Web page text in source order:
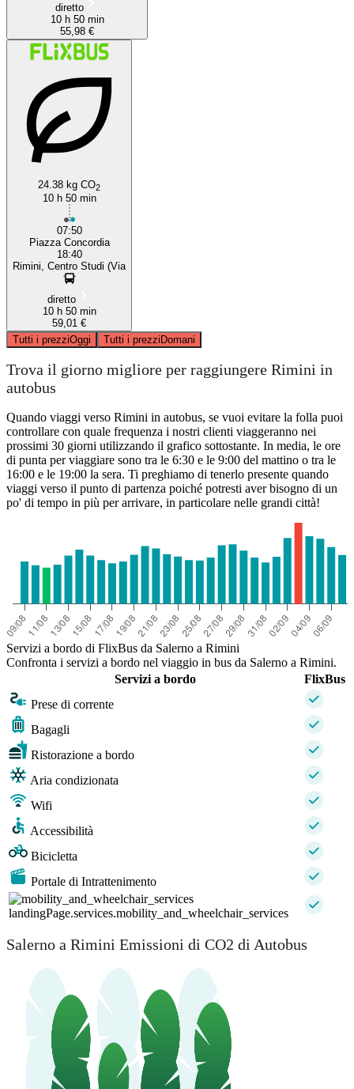
diretto
10 h 50 min
55,98 €
24.38 kg CO2
10 h 50 min
07:50
Piazza Concordia
18:40
Rimini, Centro Studi (Via
diretto
10 h 50 min
59,01 €
Tutti i prezziOggi Tutti i prezziDomani
Trova il giorno migliore per raggiungere Rimini in
autobus
Quando viaggi verso Rimini in autobus, se vuoi evitare la folla puoi
controllare con quale frequenza i nostri clienti viaggeranno nei
prossimi 30 giorni utilizzando il grafico sottostante. In media, le ore
di punta per viaggiare sono tra le 6:30 e le 9:00 del mattino o tra le
16:00 e le 19:00 la sera. Ti preghiamo di tenerlo presente quando
viaggi verso il punto di partenza poiché potresti aver bisogno di un
po' di tempo in più per arrivare, in particolare nelle grandi città!
Servizi a bordo di FlixBus da Salerno a Rimini
Confronta i servizi a bordo nel viaggio in bus da Salerno a Rimini.
Servizi a bordo
FlixBus
Prese di corrente
Bagagli
Ristorazione a bordo
Aria condizionata
Wifi
Accessibilità
Bicicletta
Portale di Intrattenimento
landingPage.services.mobility_and_wheelchair_services
Salerno a Rimini Emissioni di CO2 di Autobus